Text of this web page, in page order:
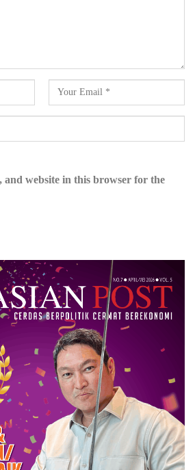
and website in this browser for the